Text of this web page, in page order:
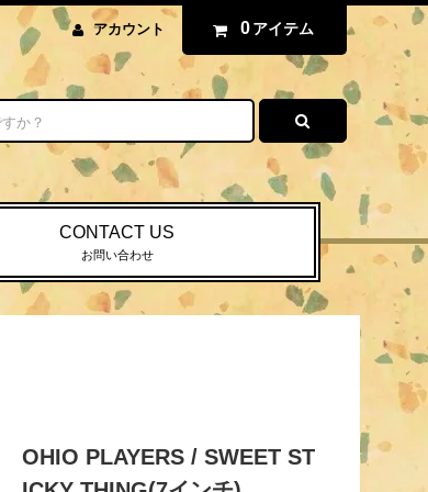
アカウント 0 アイテム
CONTACT US
お問い合わせ
OHIO PLAYERS / SWEET ST